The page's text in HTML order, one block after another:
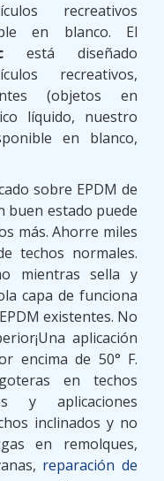
recreativos
en blanco. El
está diseñado
recreativos,
(objetos en
líquido, nuestro
en blanco,
sobre EPDM de
buen estado puede
más. Ahorre miles
techos normales.
mientras sella y
capa de funciona
existentes. No
aplicación
encima de 50° F.
en techos
y aplicaciones
inclinados y no
en remolques,
reparación de